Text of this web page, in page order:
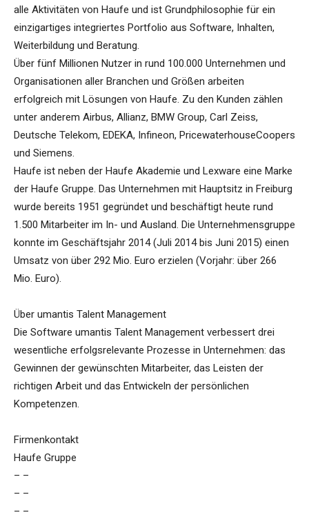
alle Aktivitäten von Haufe und ist Grundphilosophie für ein
einzigartiges integriertes Portfolio aus Software, Inhalten,
Weiterbildung und Beratung.
Über fünf Millionen Nutzer in rund 100.000 Unternehmen und
Organisationen aller Branchen und Größen arbeiten
erfolgreich mit Lösungen von Haufe. Zu den Kunden zählen
unter anderem Airbus, Allianz, BMW Group, Carl Zeiss,
Deutsche Telekom, EDEKA, Infineon, PricewaterhouseCoopers
und Siemens.
Haufe ist neben der Haufe Akademie und Lexware eine Marke
der Haufe Gruppe. Das Unternehmen mit Hauptsitz in Freiburg
wurde bereits 1951 gegründet und beschäftigt heute rund
1.500 Mitarbeiter im In- und Ausland. Die Unternehmensgruppe
konnte im Geschäftsjahr 2014 (Juli 2014 bis Juni 2015) einen
Umsatz von über 292 Mio. Euro erzielen (Vorjahr: über 266
Mio. Euro).
Über umantis Talent Management
Die Software umantis Talent Management verbessert drei
wesentliche erfolgsrelevante Prozesse in Unternehmen: das
Gewinnen der gewünschten Mitarbeiter, das Leisten der
richtigen Arbeit und das Entwickeln der persönlichen
Kompetenzen.
Firmenkontakt
Haufe Gruppe
– –
– –
– –